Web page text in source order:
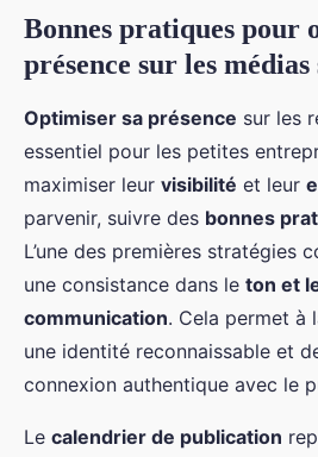
Bonnes pratiques pour
présence sur les médias
Optimiser sa présence sur les
essentiel pour les petites
maximiser leur visibilité et leur
parvenir, suivre des bonnes
L’une des premières stratégies
une consistance dans le ton et
communication. Cela permet à
une identité reconnaissable et
connexion authentique avec le
Le calendrier de publication